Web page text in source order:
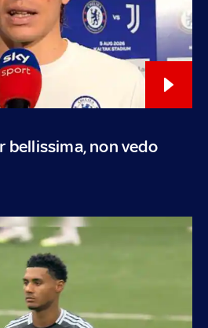
bellissima, non vedo